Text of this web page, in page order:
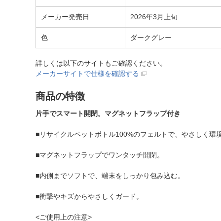
メーカー発売日 2026年3月上旬
色 ダークグレー
詳しくは以下のサイトもご確認ください。
メーカーサイトで仕様を確認する
商品の特徴
片手でスマート開閉。マグネットフラップ付き
■リサイクルペットボトル100%のフェルトで、やさしく環
■マグネットフラップでワンタッチ開閉。
■内側までソフトで、端末をしっかり包み込む。
■衝撃やキズからやさしくガード。
<ご使用上の注意>